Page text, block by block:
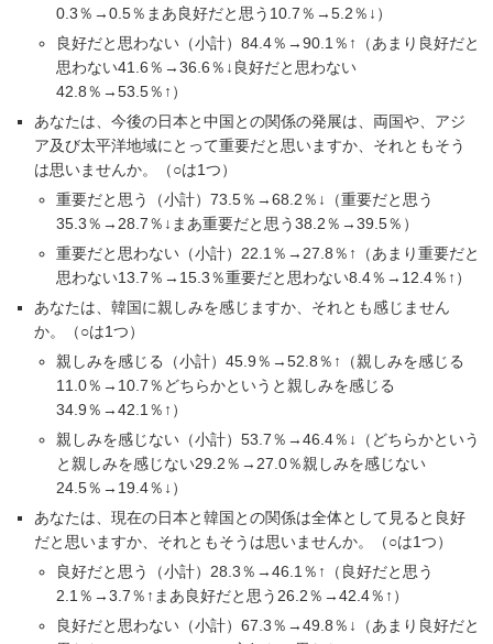
0.3％→0.5％まあ良好だと思う10.7％→5.2％↓）
良好だと思わない（小計）84.4％→90.1％↑（あまり良好だと
思わない41.6％→36.6％↓良好だと思わない
42.8％→53.5％↑）
あなたは、今後の日本と中国との関係の発展は、両国や、アジ
ア及び太平洋地域にとって重要だと思いますか、それともそう
は思いませんか。（○は1つ）
重要だと思う（小計）73.5％→68.2％↓（重要だと思う
35.3％→28.7％↓まあ重要だと思う38.2％→39.5％）
重要だと思わない（小計）22.1％→27.8％↑（あまり重要だと
思わない13.7％→15.3％重要だと思わない8.4％→12.4％↑）
あなたは、韓国に親しみを感じますか、それとも感じません
か。（○は1つ）
親しみを感じる（小計）45.9％→52.8％↑（親しみを感じる
11.0％→10.7％どちらかというと親しみを感じる
34.9％→42.1％↑）
親しみを感じない（小計）53.7％→46.4％↓（どちらかという
と親しみを感じない29.2％→27.0％親しみを感じない
24.5％→19.4％↓）
あなたは、現在の日本と韓国との関係は全体として見ると良好
だと思いますか、それともそうは思いませんか。（○は1つ）
良好だと思う（小計）28.3％→46.1％↑（良好だと思う
2.1％→3.7％↑まあ良好だと思う26.2％→42.4％↑）
良好だと思わない（小計）67.3％→49.8％↓（あまり良好だと